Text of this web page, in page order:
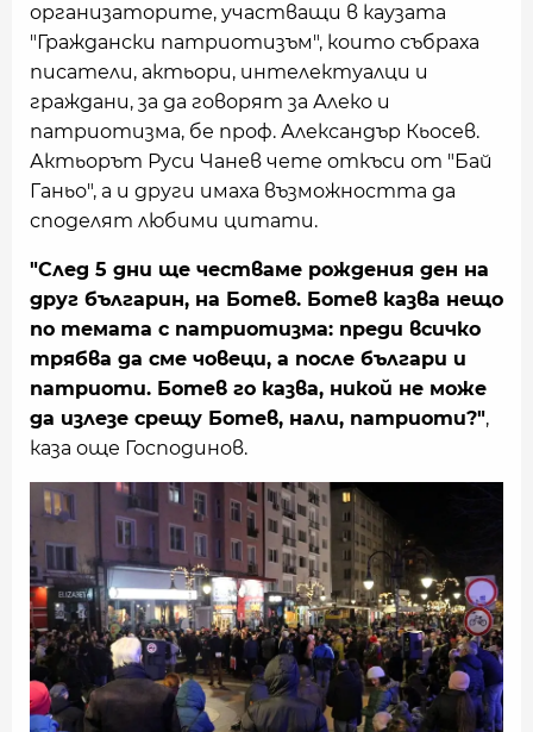
организаторите, участващи в каузата
"Граждански патриотизъм", които събраха
писатели, актьори, интелектуалци и
граждани, за да говорят за Алеко и
патриотизма, бе проф. Александър Кьосев.
Актьорът Руси Чанев чете откъси от "Бай
Ганьо", а и други имаха възможността да
споделят любими цитати.
"След 5 дни ще честваме рождения ден на
друг българин, на Ботев. Ботев казва нещо
по темата с патриотизма: преди всичко
трябва да сме човеци, а после българи и
патриоти. Ботев го казва, никой не може
да излезе срещу Ботев, нали, патриоти?",
каза още Господинов.